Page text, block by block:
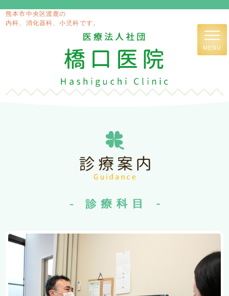
熊本市中央区渡鹿の
内科、消化器科、小児科です。